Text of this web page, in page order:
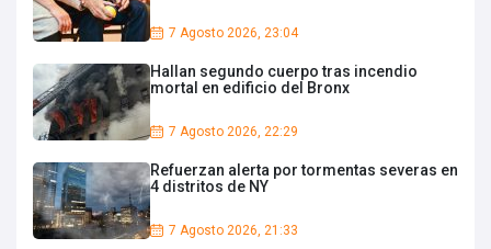
7 Agosto 2026, 23:04
Hallan segundo cuerpo tras incendio
mortal en edificio del Bronx
7 Agosto 2026, 22:29
Refuerzan alerta por tormentas severas en
4 distritos de NY
7 Agosto 2026, 21:33